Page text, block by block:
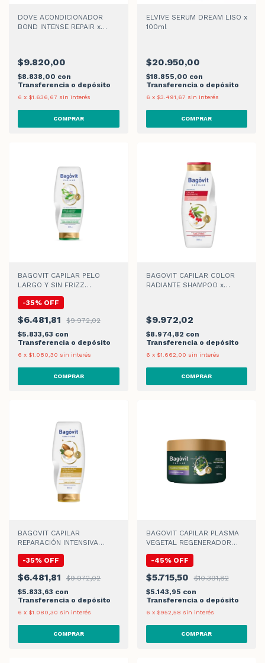
DOVE ACONDICIONADOR
BOND INTENSE REPAIR x
$9.820,00
$8.838,00 con
Transferencia o depósito
6 x $1.636,67 sin interés
ELVIVE SERUM DREAM LISO x
100ml
$20.950,00
$18.855,00 con
Transferencia o depósito
6 x $3.491,67 sin interés
BAGOVIT CAPILAR PELO
LARGO Y SIN FRIZZ
-35% OFF
$6.481,81
$9.972,02
$5.833,63 con
Transferencia o depósito
6 x $1.080,30 sin interés
BAGOVIT CAPILAR COLOR
RADIANTE SHAMPOO x
$9.972,02
$8.974,82 con
Transferencia o depósito
6 x $1.662,00 sin interés
BAGOVIT CAPILAR
REPARACIÓN INTENSIVA
-35% OFF
$6.481,81
$9.972,02
$5.833,63 con
Transferencia o depósito
6 x $1.080,30 sin interés
BAGOVIT CAPILAR PLASMA
VEGETAL REGENERADOR
-45% OFF
$5.715,50
$10.391,82
$5.143,95 con
Transferencia o depósito
6 x $952,58 sin interés